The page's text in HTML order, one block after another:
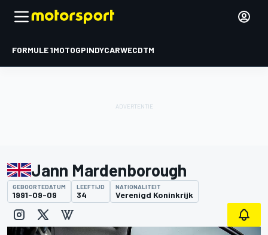
FORMULE 1MOTOGPINDYCARWECDTM
Jann Mardenborough
GEBOORTEDATUM
1991-09-09
LEEFTIJD
34
NATIONALITEIT
Verenigd Koninkrijk